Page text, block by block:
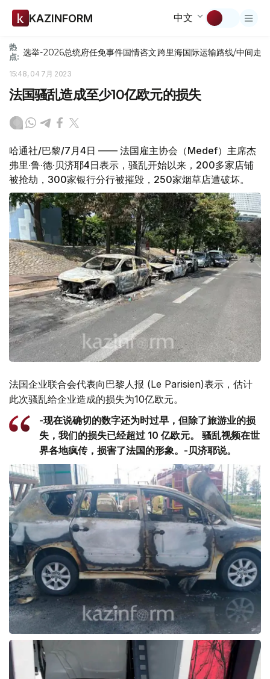
KAZINFORM 中文
热
点: 选举-2026总统府任免事件国情咨文跨里海国际运输路线/中间走廊
15:48, 04 7月 2023
法国骚乱造成至少10亿欧元的损失
哈通社/巴黎/7月4日 —— 法国雇主协会（Medef）主席杰
弗里·鲁·德·贝济耶4日表示，骚乱开始以来，200多家店铺
被抢劫，300家银行分行被摧毁，250家烟草店遭破坏。
法国企业联合会代表向巴黎人报 (Le Parisien)表示，估计
此次骚乱给企业造成的损失为10亿欧元。
-现在说确切的数字还为时过早，但除了旅游业的损
失，我们的损失已经超过 10 亿欧元。 骚乱视频在世
界各地疯传，损害了法国的形象。-贝济耶说。